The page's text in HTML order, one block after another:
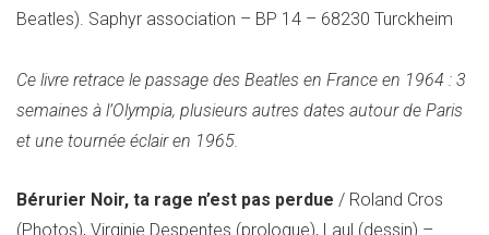
Beatles). Saphyr association – BP 14 – 68230 Turckheim
Ce livre retrace le passage des Beatles en France en 1964 : 3
semaines à l’Olympia, plusieurs autres dates autour de Paris
et une tournée éclair en 1965.
Bérurier Noir, ta rage n’est pas perdue / Roland Cros
(Photos), Virginie Despentes (prologue), Laul (dessin) –